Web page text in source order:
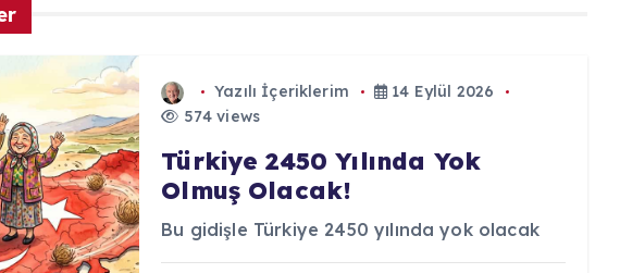
Yazılı İçeriklerim
14 Eylül 2026
574 views
Türkiye 2450 Yılında Yok
Olmuş Olacak!
Bu gidişle Türkiye 2450 yılında yok olacak